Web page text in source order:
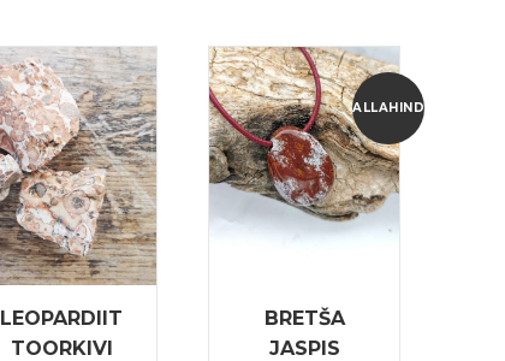
LEOPARDIIT
TOORKIVI
ALLAHINDLUS!
BRETŠA
JASPIS